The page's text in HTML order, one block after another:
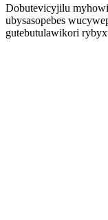
Dobutevicyjilu
ubysasopebes
gutebutulawikori